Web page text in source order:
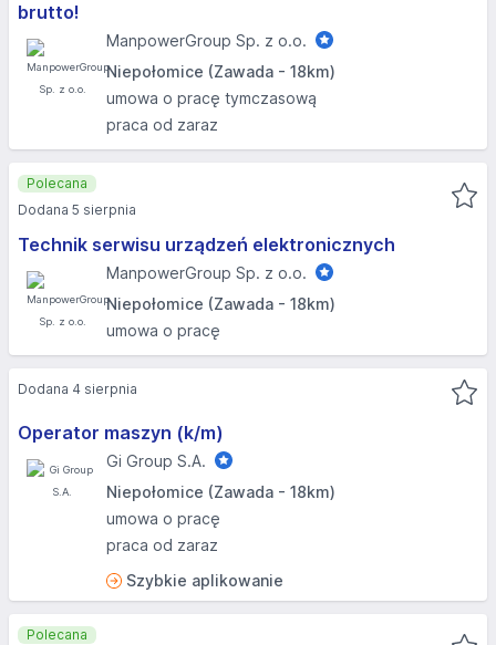
brutto!
ManpowerGroup Sp. z o.o.
Niepołomice (Zawada - 18km)
umowa o pracę tymczasową
praca od zaraz
Technik serwisu urządzeń elektronicznych
ManpowerGroup Sp. z o.o.
Niepołomice (Zawada - 18km)
umowa o pracę
Polecana
Dodana 5 sierpnia
Operator maszyn (k/m)
Gi Group S.A.
Niepołomice (Zawada - 18km)
umowa o pracę
praca od zaraz
Szybkie aplikowanie
Dodana 4 sierpnia
Polecana